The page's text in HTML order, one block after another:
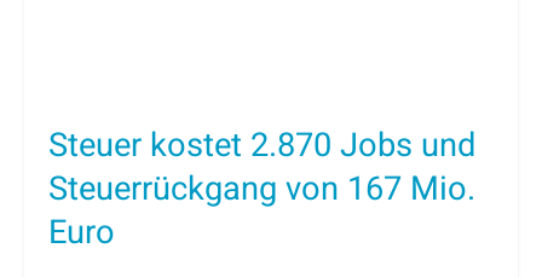
Steuer kostet 2.870 Jobs und
Steuerrückgang von 167 Mio.
Euro